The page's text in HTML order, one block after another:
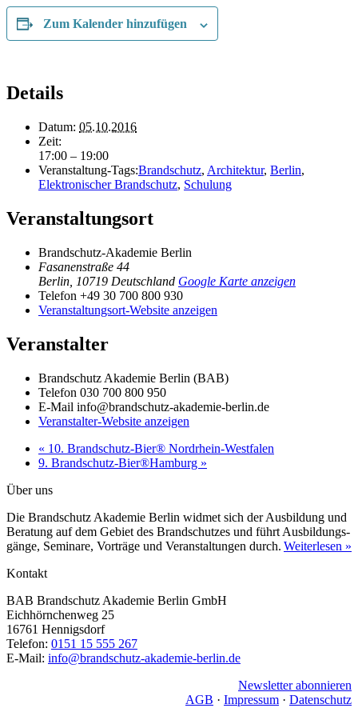
Zum Kalender hinzufügen
Details
Datum: 05.10.2016
Zeit:
17:00 – 19:00
Veranstaltung-Tags:Brandschutz, Architektur, Berlin,
Elektronischer Brandschutz, Schulung
Veranstaltungsort
Brandschutz-Akademie Berlin
Fasanenstraße 44
Berlin 10719 Deutschland Google Karte anzeigen
Telefon +49 30 700 800 930
Veranstaltungsort-Website anzeigen
Veranstalter
Brandschutz Akademie Berlin (BAB)
Telefon 030 700 800 950
E-Mail info@brandschutz-akademie-berlin.de
Veranstalter-Website anzeigen
« 10. Brandschutz-Bier® Nordrhein-Westfalen
9. Brandschutz-Bier®Hamburg »
Über uns
Die Brandschutz Akademie Berlin widmet sich der Ausbildung und
Beratung auf dem Gebiet des Brandschutzes und führt Ausbildungs­
gänge, Seminare, Vorträge und Veranstaltungen durch. Weiterlesen »
Kontakt
BAB Brandschutz Akademie Berlin GmbH
Eichhörnchenweg 25
16761 Hennigsdorf
Telefon: 0151 15 555 267
E-Mail: info@brandschutz-akademie-berlin.de
Newsletter abonnieren
AGB · Impressum · Datenschutz